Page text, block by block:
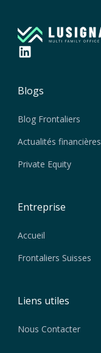
Blogs
Blog Frontaliers
Actualités financières
Private Equity
Entreprise
Accueil
Frontaliers Suisses
Liens utiles
Nous Contacter